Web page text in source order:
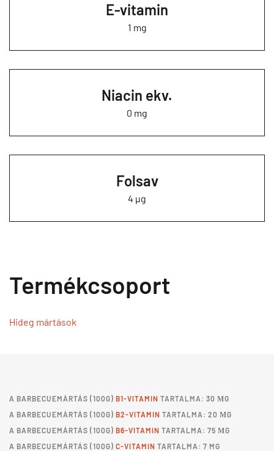
E-vitamin
1 mg
Niacin ekv.
0 mg
Folsav
4 µg
Termékcsoport
Hideg mártások
A BARBECUEMÁRTÁS (100G) B1-VITAMIN TARTALMA: 30 ΜG
A BARBECUEMÁRTÁS (100G) B2-VITAMIN TARTALMA: 20 ΜG
A BARBECUEMÁRTÁS (100G) B6-VITAMIN TARTALMA: 75 ΜG
A BARBECUEMÁRTÁS (100G) C-VITAMIN TARTALMA: 7 MG